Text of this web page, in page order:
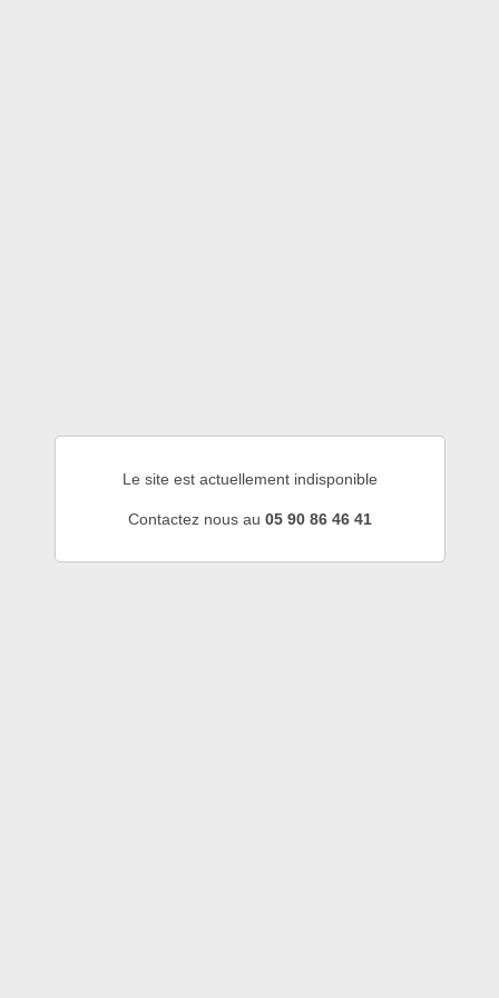
Le site est actuellement indisponible
Contactez nous au 05 90 86 46 41